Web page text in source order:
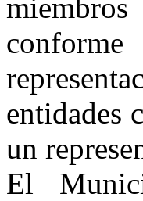
entidades
un
El